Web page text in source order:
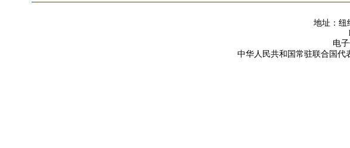
地址：纽
电
中华人民共和国常驻联合国代